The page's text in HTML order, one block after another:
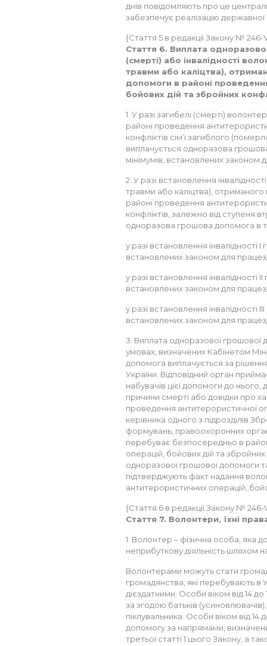
днів повідомляють про це
забезпечує реалізацію державної
{Стаття 5 в редакції Закону № 246-
Стаття 6. Виплата
(смерті) або інвалідності
травми або каліцтва),
допомоги в районі
бойових дій та збройних
1. У разі загибелі (смерті)
районі проведення
конфліктів сім’ї загиблого
виплачується одноразова
мінімумів, встановлених законом
2. У разі встановлення
травми або каліцтва),
районі проведення
конфліктів, залежно від ступеня
одноразова грошова допомога в
у разі встановлення інвалідності
встановлених законом для
у разі встановлення інвалідності
встановлених законом для
у разі встановлення інвалідності
встановлених законом для
3. Виплата одноразової грошової
умовах, визначених Кабінетом
допомога виплачується за
України. Відповідний орган
набувачів цієї допомоги до
причини смерті або довідки про
проведення антитерористичної
керівника одного з підрозділів
формувань, правоохоронних
перебуває безпосередньо в
операцій, бойових дій та
одноразової грошової допомоги
підтверджують факт надання
антитерористичних операцій,
{Стаття 6 в редакції Закону № 246-
Стаття 7. Волонтери, їхні
1. Волонтер – фізична особа, яка
неприбуткову діяльність шляхом
Волонтерами можуть стати
громадянства, які перебувають в
дієздатними. Особи віком від 14
за згодою батьків
піклувальника. Особи віком від
допомогу за напрямами,
третьої статті 1 цього Закону, а